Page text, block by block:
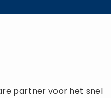
partner voor het snel